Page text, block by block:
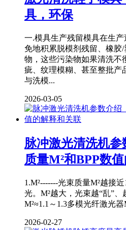
具，环保
一.模具生产残留模具在生
免地积累脱模剂残留、橡胶
物，这些污染物如果清洗不
疵、纹理模糊、甚至整批产
与洗模...
2026-03-05
脉冲激光清洗机
质量M²和BPP数
1.M²-------光束质量M²越接
光。M²越大，光束越“乱”
M²≈1.1～1.3多模光纤激光
2026-02-27